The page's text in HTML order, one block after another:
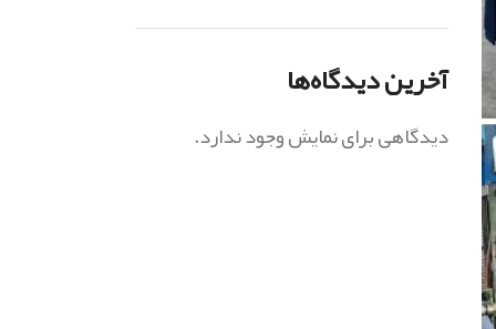
آخرین دیدگاه‌ها
دیدگاهی برای نمایش وجود ندارد.